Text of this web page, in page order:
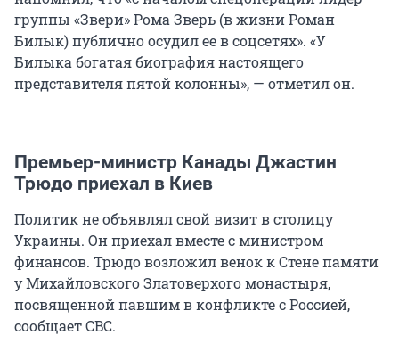
группы «Звери» Рома Зверь (в жизни Роман
Билык) публично осудил ее в соцсетях». «У
Билыка богатая биография настоящего
представителя пятой колонны», — отметил он.
Премьер-министр Канады Джастин
Трюдо приехал в Киев
Политик не объявлял свой визит в столицу
Украины. Он приехал вместе с министром
финансов. Трюдо возложил венок к Стене памяти
у Михайловского Златоверхого монастыря,
посвященной павшим в конфликте с Россией,
сообщает CBC.